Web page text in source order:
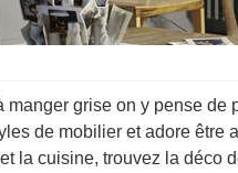
manger grise on y pense
de mobilier et adore être
la cuisine, trouvez la déco